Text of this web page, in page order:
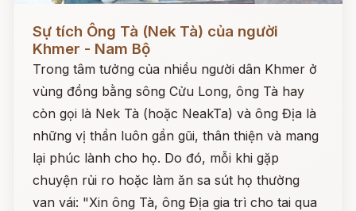
Sự tích Ông Tà (Nek Tà) của người
Khmer - Nam Bộ
Trong tâm tưởng của nhiều người dân Khmer ở
vùng đồng bằng sông Cửu Long, ông Tà hay
còn gọi là Nek Tà (hoặc NeakTa) và ông Địa là
những vị thần luôn gần gũi, thân thiện và mang
lại phúc lành cho họ. Do đó, mỗi khi gặp
chuyện rủi ro hoặc làm ăn sa sút họ thường
van vái: "Xin ông Tà, ông Địa gia trì cho tai qua